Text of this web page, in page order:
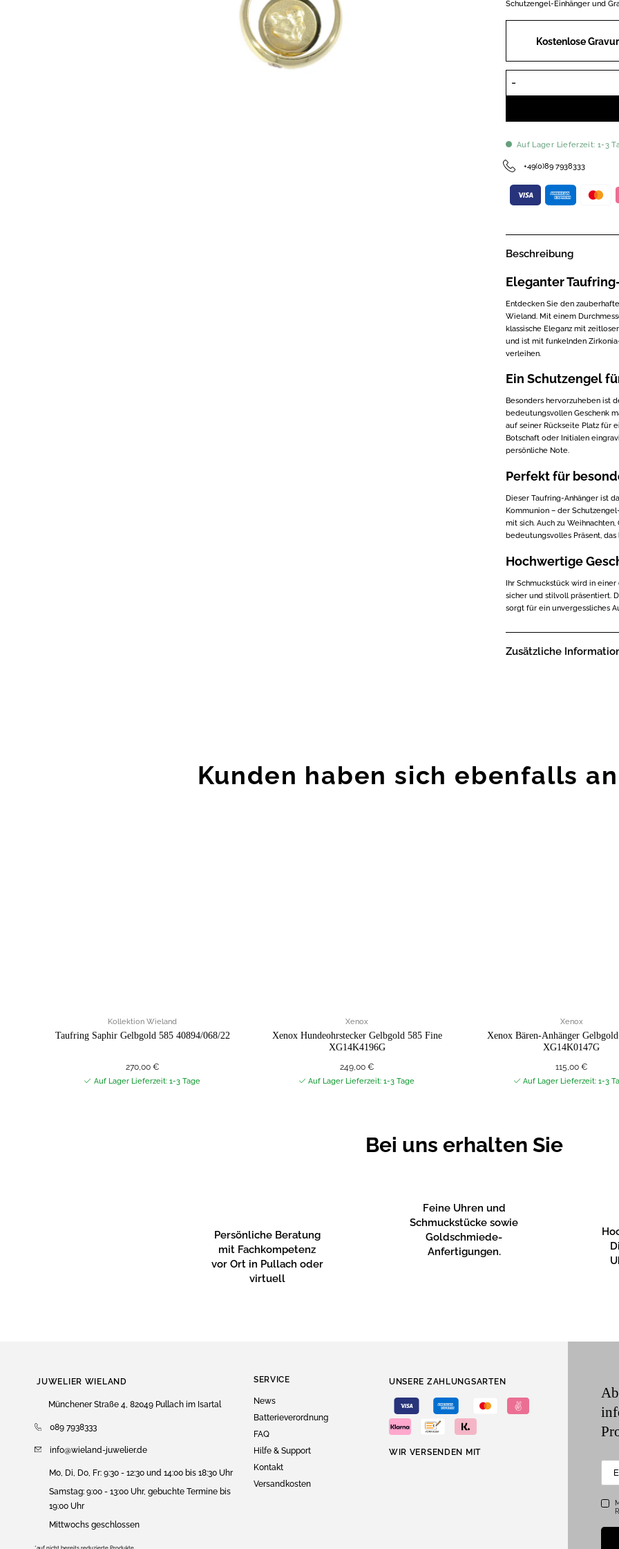
Schutzengel-Einhänger und
Kostenlose
Auf Lager Lieferzeit: 1-3
+49(0)89 7938333
Beschreibung
Eleganter
Entdecken Sie den
Wieland. Mit einem
klassische Eleganz mit
und ist mit funkelnden
verleihen.
Ein Schutzengel
Besonders hervorzuheben ist
bedeutungsvollen Geschenk
auf seiner Rückseite Platz für
Botschaft oder Initialen
persönliche Note.
Perfekt für
Dieser Taufring-Anhänger ist
Kommunion – der
mit sich. Auch zu
bedeutungsvolles Präsent,
Hochwertige
Ihr Schmuckstück wird in
sicher und stilvoll präsentiert.
sorgt für ein unvergessliches
Zusätzliche
Kunden haben sich ebenfalls
Kollektion Wieland
Taufring Saphir Gelbgold 585 40894/068/22
270,00 €
Auf Lager Lieferzeit: 1-3 Tage
Xenox
Xenox Hundeohrstecker Gelbgold 585 Fine
XG14K4196G
249,00 €
Auf Lager Lieferzeit: 1-3 Tage
Xenox
Xenox Bären-Anhänger
XG14K0147G
115,00 €
Auf Lager Lieferzeit: 1-3
Bei uns erhalten Sie
Persönliche Beratung
mit Fachkompetenz
vor Ort in Pullach oder
virtuell
Feine Uhren und
Schmuckstücke sowie
Goldschmiede-
Anfertigungen.
JUWELIER WIELAND
Münchener Straße 4, 82049 Pullach im Isartal
089 7938333
info@wieland-juwelier.de
Mo, Di, Do, Fr: 9:30 - 12:30 und 14:00 bis 18:30 Uhr
Samstag: 9:00 - 13:00 Uhr, gebuchte Termine bis
19:00 Uhr
Mittwochs geschlossen
*auf nicht bereits reduzierte Produkte.
SERVICE
News
Batterieverordnung
FAQ
Hilfe & Support
Kontakt
Versandkosten
UNSERE ZAHLUNGSARTEN
WIR VERSENDEN MIT